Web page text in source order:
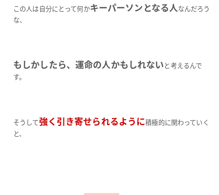
この人は自分にとって何かキーパーソンとなる人なんだろう
な、
もしかしたら、運命の人かもしれないと考えるんで
す。
そうして強く引き寄せられるように積極的に関わっていく
と、